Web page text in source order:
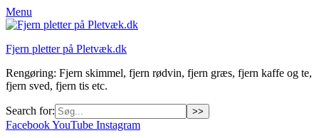
Menu
Fjern pletter på Pletvæk.dk
Rengøring: Fjern skimmel, fjern rødvin, fjern græs, fjern kaffe og te,
fjern sved, fjern tis etc.
Search for:
FacebookYouTube Instagram